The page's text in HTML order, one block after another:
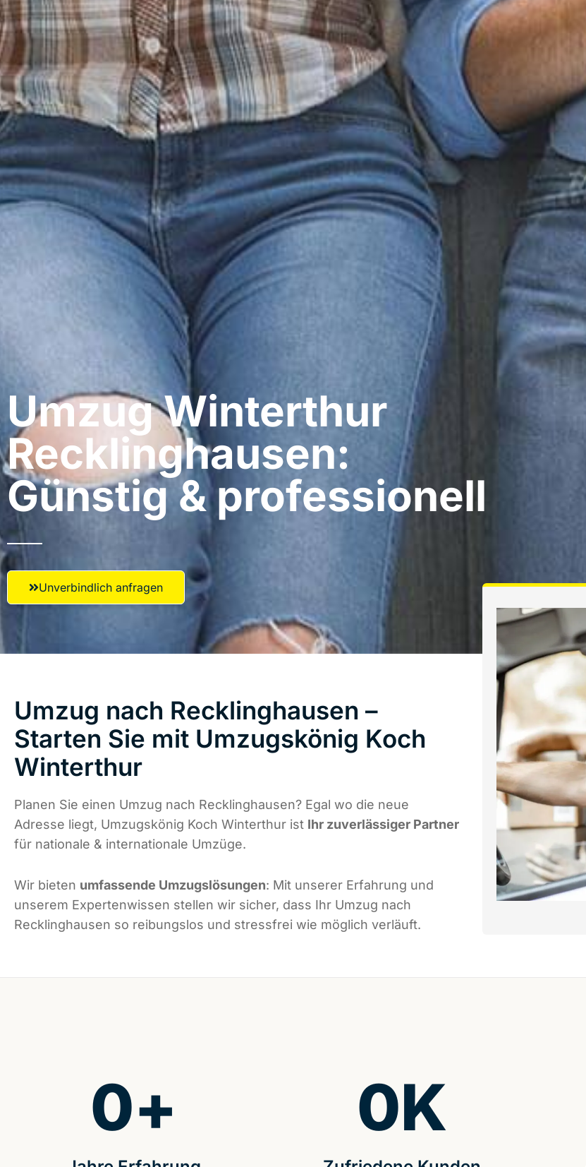
Umzug Winterthur​
Recklinghausen:
Günstig & professionell​
Unverbindlich anfragen
Umzug nach Recklinghausen –
Starten Sie mit Umzugskönig Koch
Winterthur
Planen Sie einen Umzug nach Recklinghausen? Egal wo die neue
Adresse liegt, Umzugskönig Koch Winterthur ist Ihr zuverlässiger Partner
für nationale & internationale Umzüge.
Wir bieten umfassende Umzugslösungen: Mit unserer Erfahrung und
unserem Expertenwissen stellen wir sicher, dass Ihr Umzug nach
Recklinghausen so reibungslos und stressfrei wie möglich verläuft.
0+ 0K